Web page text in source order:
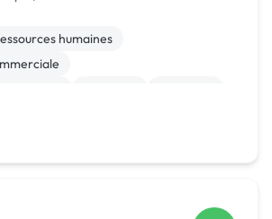
pour une expérience unique a...
humaines